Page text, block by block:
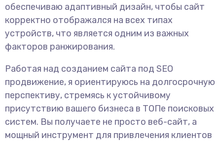
обеспечиваю адаптивный дизайн, чтобы сайт
корректно отображался на всех типах
устройств, что является одним из важных
факторов ранжирования.
Работая над созданием сайта под SEO
продвижение, я ориентируюсь на долгосрочную
перспективу, стремясь к устойчивому
присутствию вашего бизнеса в ТОПе поисковых
систем. Вы получаете не просто веб-сайт, а
мощный инструмент для привлечения клиентов